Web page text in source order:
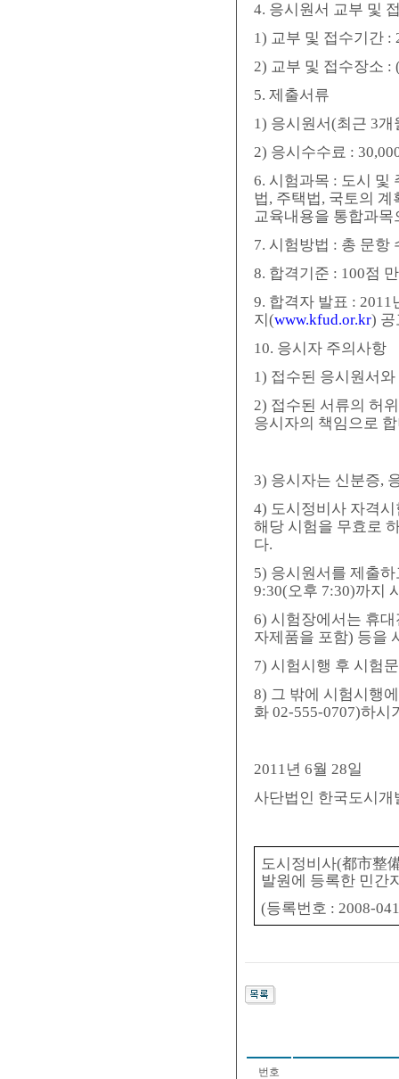
4. 응시원서 교부 및
1) 교부 및 접수기간 :
2) 교부 및 접수장소
5. 제출서류
1) 응시원서(최근 3
2) 응시수수료 :
6. 시험과목 : 도시 및
법, 주택법, 국토의
교육내용을 통합과목
7. 시험방법 : 총 문항
8. 합격기준 : 100점
9. 합격자 발표 :
지(www.kfud.or.kr) 공
10. 응시자 주의사항
1) 접수된 응시원서
2) 접수된 서류의 허
응시자의 책임으로
3) 응시자는 신분증,
4) 도시정비사 자격
해당 시험을 무효로
다.
5) 응시원서를 제출
9:30(오후 7:30)까지
6) 시험장에서는 휴
자제품을 포함) 등을
7) 시험시행 후 시험
8) 그 밖에 시험시행
화 02-555-0707)하시
2011년 6월 28일
사단법인 한국도시
도시정비사(都市整
발원에 등록한 민간
(등록번호 : 2008-
번호